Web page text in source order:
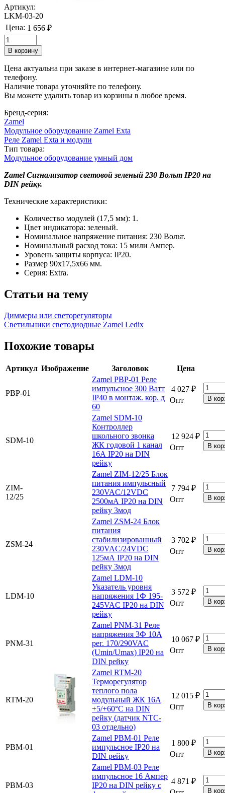
Артикул:
LKM-03-20
Цена: 1 656 ₽
Цена актуальна при заказе в интернет-магазине или по
телефону.
Наличие товара уточняйте по телефону.
Вы можете удалить товар из корзины в любое время.
Бренд-серия:
Zamel
Модульное оборудование Zamel Exta
Реле Zamel Exta и модули
Тип товара:
Модульное оборудование умный дом
Zamel Сигнализатор световой зеленый 230 Вольт IP20 на
DIN рейку.
Технические характеристики:
Количество модулей (17,5 мм): 1.
Цвет индикатора: зеленый.
Номинальное напряжение питания: 230 Вольт.
Номинальный расход тока: 15 мили Ампер.
Уровень защиты корпуса: IP20.
Размер 90x17,5x66 мм.
Серия: Extra.
Статьи на тему
Диммеры или светорегуляторы
Светильники светодиодные Zamel Ledix
Похожие товары
Артикул Изображение Заголовок Цена
PBP-01
Zamel PBP-01 Реле
импульсное 300 Ватт
IP40 в монтаж. кор. д
60
4 027 ₽
Опт
SDM-10
Zamel SDM-10
Контроллер
школьного звонка
ЖК годовой 1 канал
16А IP20 на DIN
рейку
12 924 ₽
Опт
ZIM-
12/25
Zamel ZIM-12/25 Блок
питания импульсный
230VAC/12VDC
2500мА IP20 на DIN
рейку 3мод
7 794 ₽
Опт
ZSM-24
Zamel ZSM-24 Блок
питания
стабилизированный
230VAC/24VDC
125мА IP20 на DIN
рейку 3мод
3 702 ₽
Опт
LDM-10
Zamel LDM-10
Указатель уровня
напряжения 1Ф 195-
245VAC IP20 на DIN
рейку
3 572 ₽
Опт
PNM-31
Zamel PNM-31 Реле
напряжения 3Ф 10А
рег. 170/290VAC
(Umin/Umax) IP20 на
DIN рейку
10 067 ₽
Опт
RTM-20
Zamel RTM-20
Терморегулятор
теплого пола
модульный ЖК 16А
+5/+60°С на DIN
рейку (датчик NTC-
03 отдельно)
12 015 ₽
Опт
PBM-01
Zamel PBM-01 Реле
импульсное IP20 на
DIN рейку
1 800 ₽
Опт
PBM-03
Zamel PBM-03 Реле
импульсное 16 Ампер
IP20 на DIN рейку с
4 871 ₽